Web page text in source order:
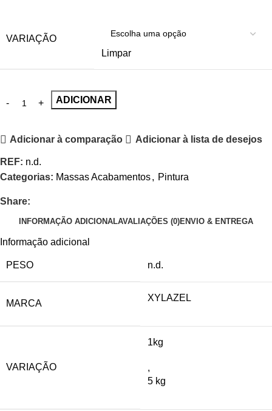
VARIAÇÃO
Limpar
ADICIONAR
Adicionar à comparação Adicionar à lista de desejos
REF: n.d.
Categorias: Massas Acabamentos, Pintura
Share:
INFORMAÇÃO ADICIONALAVALIAÇÕES (0)ENVIO & ENTREGA
Informação adicional
PESO n.d.
MARCA
XYLAZEL
VARIAÇÃO
1kg
,
5 kg